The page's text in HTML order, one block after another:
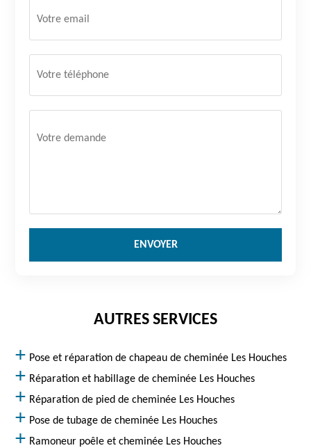
AUTRES SERVICES
Pose et réparation de chapeau de cheminée Les Houches
Réparation et habillage de cheminée Les Houches
Réparation de pied de cheminée Les Houches
Pose de tubage de cheminée Les Houches
Ramoneur poêle et cheminée Les Houches